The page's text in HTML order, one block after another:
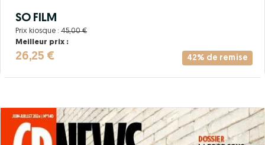
42% de remise
SO FILM
Prix kiosque : 45,00 €
Meilleur prix :
26,25 €